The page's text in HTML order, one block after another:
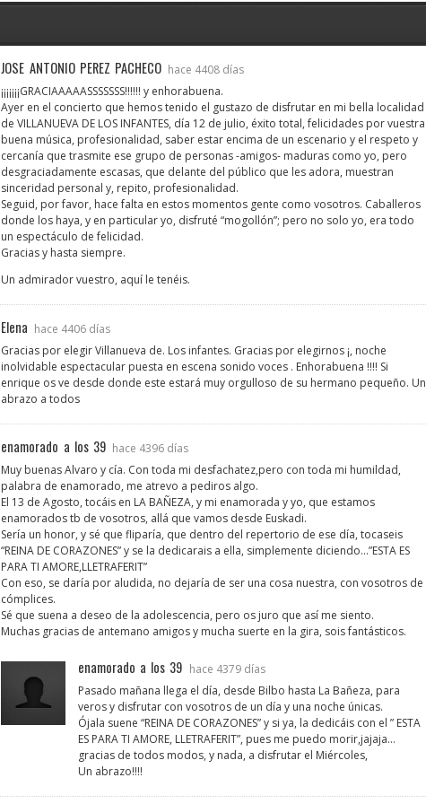
JOSE ANTONIO PEREZ PACHECO hace 4408 días
¡¡¡¡¡¡¡GRACIAAAAASSSSSSS!!!!!! y enhorabuena.
Ayer en el concierto que hemos tenido el gustazo de disfrutar en mi bella localidad
de VILLANUEVA DE LOS INFANTES, día 12 de julio, éxito total, felicidades por vuestra
buena música, profesionalidad, saber estar encima de un escenario y el respeto y
cercanía que trasmite ese grupo de personas -amigos- maduras como yo, pero
desgraciadamente escasas, que delante del público que les adora, muestran
sinceridad personal y, repito, profesionalidad.
Seguid, por favor, hace falta en estos momentos gente como vosotros. Caballeros
donde los haya, y en particular yo, disfruté “mogollón”; pero no solo yo, era todo
un espectáculo de felicidad.
Gracias y hasta siempre.
Un admirador vuestro, aquí le tenéis.
Elena hace 4406 días
Gracias por elegir Villanueva de. Los infantes. Gracias por elegirnos ¡, noche
inolvidable espectacular puesta en escena sonido voces . Enhorabuena !!!! Si
enrique os ve desde donde este estará muy orgulloso de su hermano pequeño. Un
abrazo a todos
enamorado a los 39 hace 4396 días
Muy buenas Alvaro y cía. Con toda mi desfachatez,pero con toda mi humildad,
palabra de enamorado, me atrevo a pediros algo.
El 13 de Agosto, tocáis en LA BAÑEZA, y mi enamorada y yo, que estamos
enamorados tb de vosotros, allá que vamos desde Euskadi.
Sería un honor, y sé que fliparía, que dentro del repertorio de ese día, tocaseis
“REINA DE CORAZONES” y se la dedicarais a ella, simplemente diciendo…”ESTA ES
PARA TI AMORE,LLETRAFERIT”
Con eso, se daría por aludida, no dejaría de ser una cosa nuestra, con vosotros de
cómplices.
Sé que suena a deseo de la adolescencia, pero os juro que así me siento.
Muchas gracias de antemano amigos y mucha suerte en la gira, sois fantásticos.
enamorado a los 39 hace 4379 días
Pasado mañana llega el día, desde Bilbo hasta La Bañeza, para
veros y disfrutar con vosotros de un día y una noche únicas.
Ójala suene “REINA DE CORAZONES” y si ya, la dedicáis con el ” ESTA
ES PARA TI AMORE, LLETRAFERIT”, pues me puedo morir,jajaja…
gracias de todos modos, y nada, a disfrutar el Miércoles,
Un abrazo!!!!